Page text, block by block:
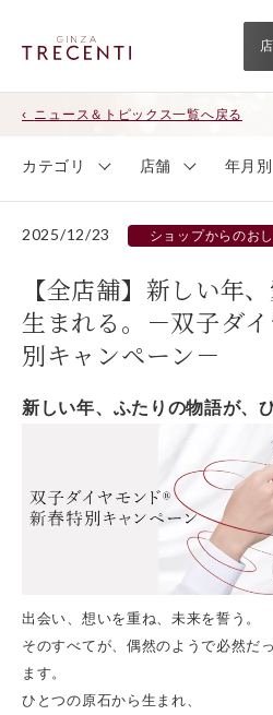
ニュース＆トピックス一覧へ戻る
カテゴリ 店舗 年月別
2025/12/23 ショップからのお
【全店舗】新しい年
生まれる。－双子ダ
別キャンペーン－
新しい年、ふたりの物語が、
出会い、想いを重ね、未来を誓う。
そのすべてが、偶然のようで必然だ
ます。
ひとつの原石から生まれ、